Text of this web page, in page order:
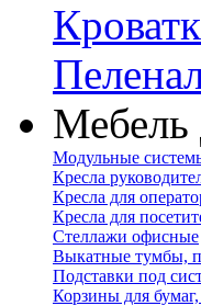
Мебель
Модульные
Кресла
Кресла для
Кресла для
Стеллажи офисные
Выкатные тумбы,
Подставки под
Корзины для